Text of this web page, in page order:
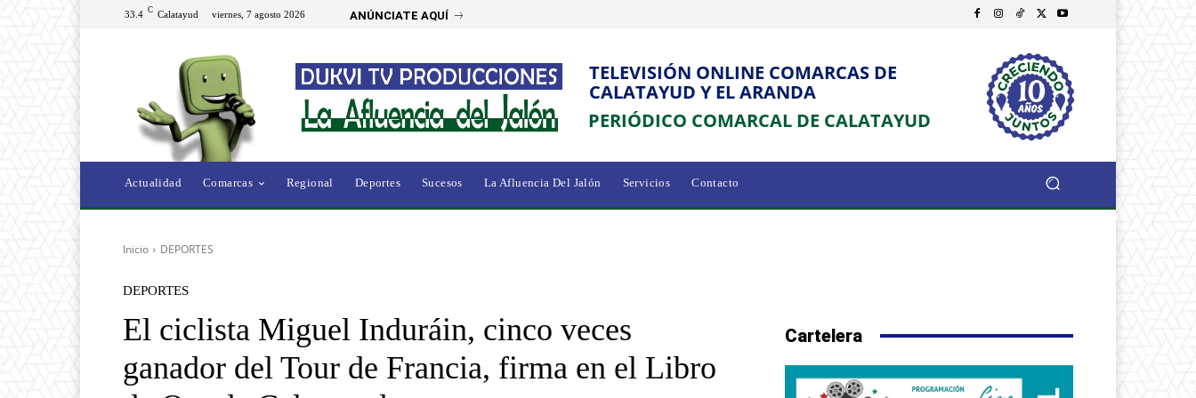
33.4 C Calatayud viernes, 7 agosto 2026 ANÚNCIATE AQUÍ
TELEVISIÓN ONLINE COMARCAS DE
CALATAYUD Y EL ARANDA
PERIÓDICO COMARCAL DE CALATAYUD
Actualidad Comarcas Regional Deportes Sucesos La Afluencia Del Jalón Servicios Contacto
Inicio DEPORTES
DEPORTES
El ciclista Miguel Induráin, cinco veces
ganador del Tour de Francia, firma en el Libro
Cartelera